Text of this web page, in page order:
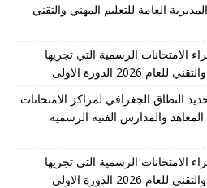
العامة للتعليم المهني والتقني
تاريخ اجراء الامتحانات الرسمية التي تجريها
الدورة الاولى
باعادة تحديد النطاق الجغرافي لمراكز الامتحانات
والمدارس الفنية الرسمية
تاريخ اجراء الامتحانات الرسمية التي تجريها
الدورة الاولى